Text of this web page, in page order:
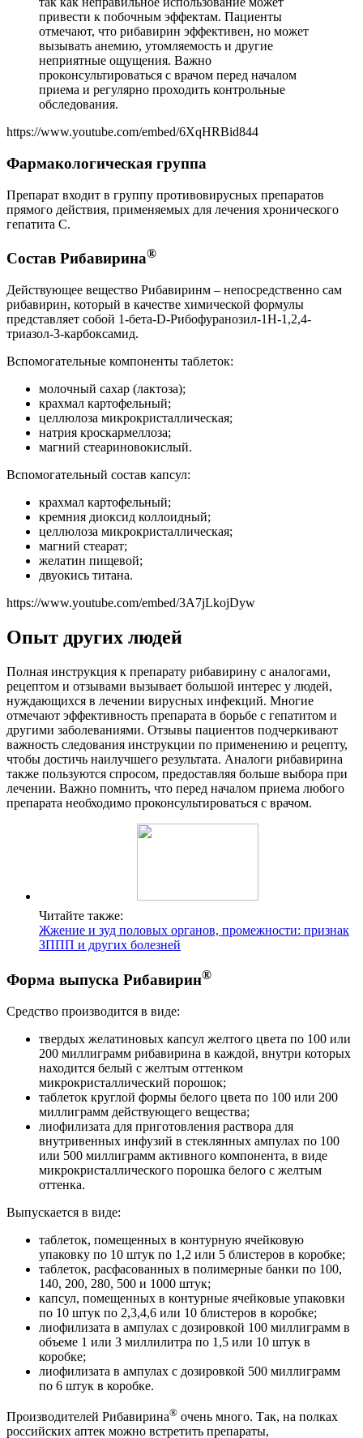
привести к побочным эффектам. Пациенты
отмечают, что рибавирин эффективен, но может
вызывать анемию, утомляемость и другие
неприятные ощущения. Важно
проконсультироваться с врачом перед началом
приема и регулярно проходить контрольные
обследования.
https://www.youtube.com/embed/6XqHRBid844
Фармакологическая группа
Препарат входит в группу противовирусных препаратов
прямого действия, применяемых для лечения хронического
гепатита С.
Состав Рибавирина®
Действующее вещество Рибавиринм – непосредственно сам
рибавирин, который в качестве химической формулы
представляет собой 1-бета-D-Рибофуранозил-1Н-1,2,4-
триазол-3-карбоксамид.
Вспомогательные компоненты таблеток:
молочный сахар (лактоза);
крахмал картофельный;
целлюлоза микрокристаллическая;
натрия кроскармеллоза;
магний стеариновокислый.
Вспомогательный состав капсул:
крахмал картофельный;
кремния диоксид коллоидный;
целлюлоза микрокристаллическая;
магний стеарат;
желатин пищевой;
двуокись титана.
https://www.youtube.com/embed/3A7jLkojDyw
Опыт других людей
Полная инструкция к препарату рибавирину с аналогами,
рецептом и отзывами вызывает большой интерес у людей,
нуждающихся в лечении вирусных инфекций. Многие
отмечают эффективность препарата в борьбе с гепатитом и
другими заболеваниями. Отзывы пациентов подчеркивают
важность следования инструкции по применению и рецепту,
чтобы достичь наилучшего результата. Аналоги рибавирина
также пользуются спросом, предоставляя больше выбора при
лечении. Важно помнить, что перед началом приема любого
препарата необходимо проконсультироваться с врачом.
Читайте также:
Жжение и зуд половых органов, промежности: признак
ЗППП и других болезней
Форма выпуска Рибавирин®
Средство производится в виде:
твердых желатиновых капсул желтого цвета по 100 или
200 миллиграмм рибавирина в каждой, внутри которых
находится белый с желтым оттенком
микрокристаллический порошок;
таблеток круглой формы белого цвета по 100 или 200
миллиграмм действующего вещества;
лиофилизата для приготовления раствора для
внутривенных инфузий в стеклянных ампулах по 100
или 500 миллиграмм активного компонента, в виде
микрокристаллического порошка белого с желтым
оттенка.
Выпускается в виде:
таблеток, помещенных в контурную ячейковую
упаковку по 10 штук по 1,2 или 5 блистеров в коробке;
таблеток, расфасованных в полимерные банки по 100,
140, 200, 280, 500 и 1000 штук;
капсул, помещенных в контурные ячейковые упаковки
по 10 штук по 2,3,4,6 или 10 блистеров в коробке;
лиофилизата в ампулах с дозировкой 100 миллиграмм в
объеме 1 или 3 миллилитра по 1,5 или 10 штук в
коробке;
лиофилизата в ампулах с дозировкой 500 миллиграмм
по 6 штук в коробке.
Производителей Рибавирина® очень много. Так, на полках
российских аптек можно встретить препараты,